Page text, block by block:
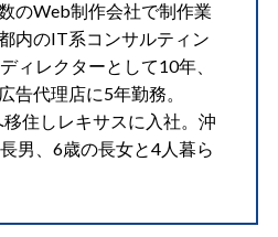
のWeb制作会社で制作業
内のIT系コンサルティン
ィレクターとして10年、
告代理店に5年勤務。
住しレキサスに入社。沖
男、6歳の長女と4人暮ら